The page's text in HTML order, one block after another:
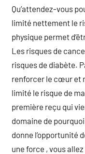
Qu’attendez-vous
limité nettement le
physique permet
Les risques de
risques de diabète.
renforcer le cœur et
limité le risque de
première reçu qui
domaine de
donne l’opportunité
une force , vous